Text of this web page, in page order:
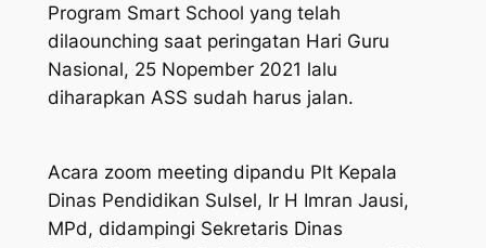
Program Smart School yang telah
dilaounching saat peringatan Hari Guru
Nasional, 25 Nopember 2021 lalu
diharapkan ASS sudah harus jalan.
Acara zoom meeting dipandu Plt Kepala
Dinas Pendidikan Sulsel, Ir H Imran Jausi,
MPd, didampingi Sekretaris Dinas